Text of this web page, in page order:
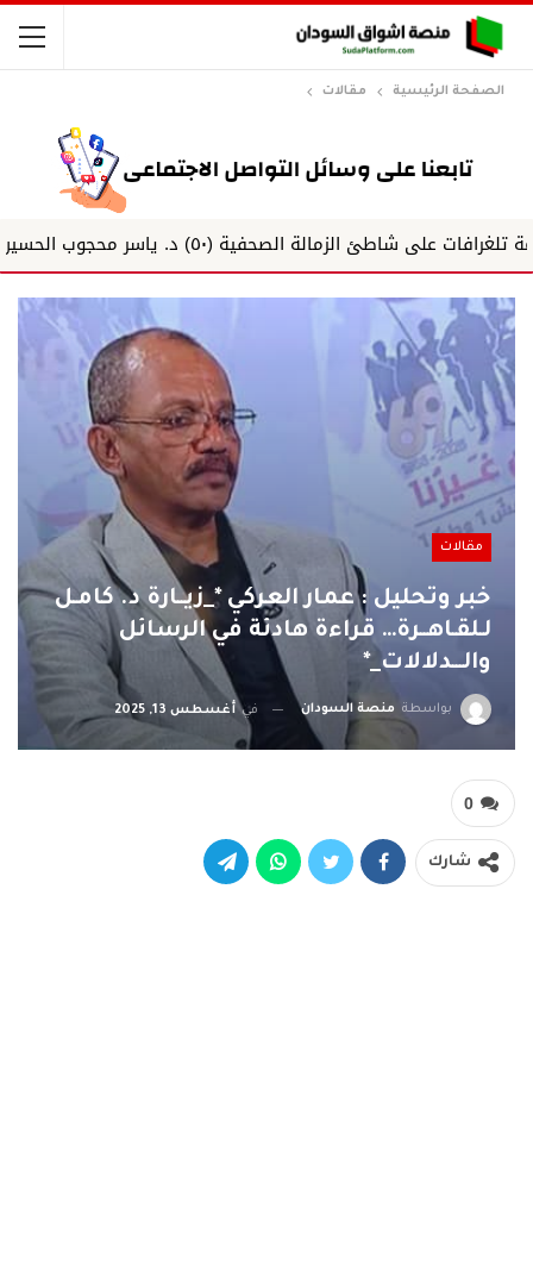
الصفحة الرئيسية مقالات
الزمالة الصحفية (٥٠) د. ياسر محجوب الحسين
مقالات
خبر وتحليل : عمار العركي *_زيــارة د. كامـل
لـلقـاهــرة… قراءة هادئة في الرسائل
والـــدلالات_*
بواسطة منصة السودان فيأغسطس 13, 2025
0
شارك